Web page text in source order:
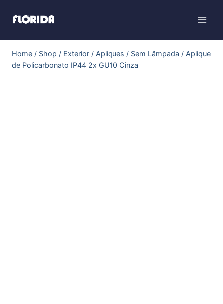
Home / Shop / Exterior / Apliques / Sem Lâmpada / Aplique
de Policarbonato IP44 2x GU10 Cinza